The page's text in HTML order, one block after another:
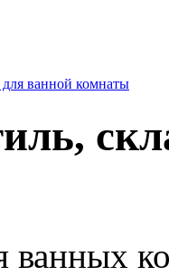
ванной комнаты
ванных